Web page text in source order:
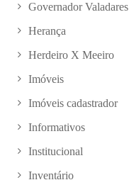
Governador Valadares
Herança
Herdeiro X Meeiro
Imóveis
Imóveis cadastrador
Informativos
Institucional
Inventário